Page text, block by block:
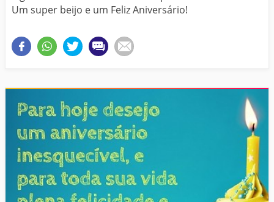
Um super beijo e um Feliz Aniversário!